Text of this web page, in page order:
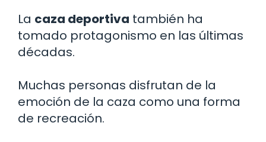
La caza deportiva también ha
tomado protagonismo en las últimas
décadas.
Muchas personas disfrutan de la
emoción de la caza como una forma
de recreación.